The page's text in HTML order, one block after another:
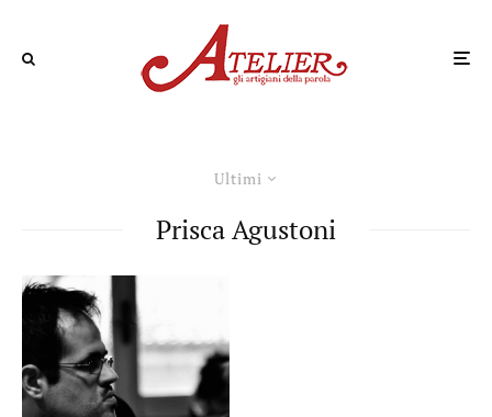
Ultimi
Prisca Agustoni